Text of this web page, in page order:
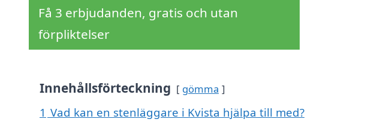
Få 3 erbjudanden, gratis och utan
förpliktelser
Innehållsförteckning gömma
1 Vad kan en stenläggare i Kvista hjälpa till med?